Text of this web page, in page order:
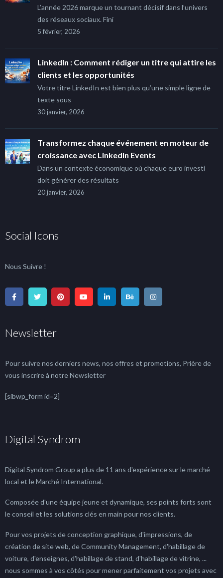
L’année 2026 marque un tournant décisif dans l’univers
des réseaux sociaux. Fini
5 février, 2026
LinkedIn : Comment rédiger un titre qui attire les
clients et les opportunités
Votre titre LinkedIn est bien plus qu’une simple ligne de
texte sous
30 janvier, 2026
Transformez chaque événement en moteur de
croissance avec LinkedIn Events
Dans un contexte économique où chaque euro investi
doit générer des résultats
20 janvier, 2026
Social Icons
Nous Suivre !
Newsletter
Pour suivre nos derniers news, nos offres et promotions, Prière de
vous inscrire à notre Newsletter
[sibwp_form id=2]
Digital Syndrom
Digital Syndrom Group a plus de 11 ans d'expérience sur le marché
local et le Marché International.
Composée d'une équipe jeune et dynamique, ses points forts sont
le conseil et les solutions clés en main pour nos clients.
Pour vos projets de conception graphique, d'impressions, de
création de site web, de Community Management, d'habillage de
voiture, d'enseignes, d'habillage de stand, d'habillage de vitrine, ...
nous sommes à vos côtés pour mener parfaitement vos projets avec